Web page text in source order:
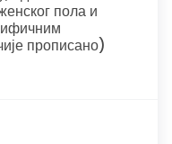
пола и
прописано)